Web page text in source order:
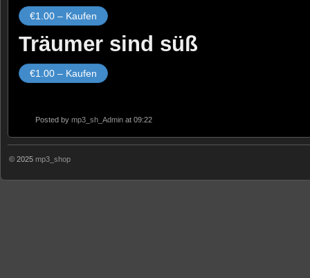
€1.00 – Kaufen
Träumer sind süß
€1.00 – Kaufen
Posted by mp3_sh_Admin at 09:22
© 2025 mp3_shop